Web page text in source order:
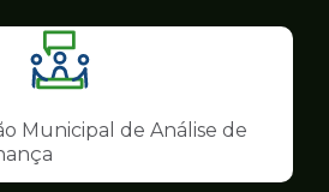
Ilustração
da
pagina
Conselhos
Municipal de Análise de